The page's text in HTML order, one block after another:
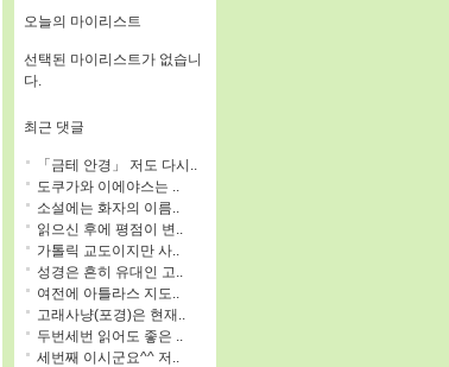
오늘의 마이리스트
선택된 마이리스트가 없습니
다.
최근 댓글
「금테 안경」 저도 다시..
도쿠가와 이에야스는 ..
소설에는 화자의 이름..
읽으신 후에 평점이 변..
가톨릭 교도이지만 사..
성경은 흔히 유대인 고..
여전에 아틀라스 지도..
고래사냥(포경)은 현재..
두번세번 읽어도 좋은 ..
세번째 이시군요^^ 저..